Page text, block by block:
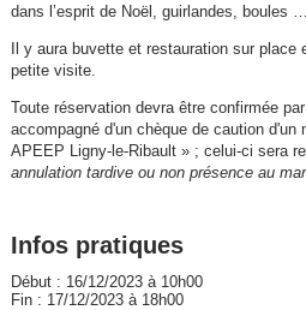
dans l’esprit de Noël, guirlandes, boules …
Il y aura buvette et restauration sur
petite visite.
Toute réservation devra être confirmée
accompagné d'un chèque de caution d'un
APEEP Ligny-le-Ribault » ; celui-ci sera
annulation tardive ou non présence au
Infos pratiques
Début : 16/12/2023 à 10h00
Fin : 17/12/2023 à 18h00